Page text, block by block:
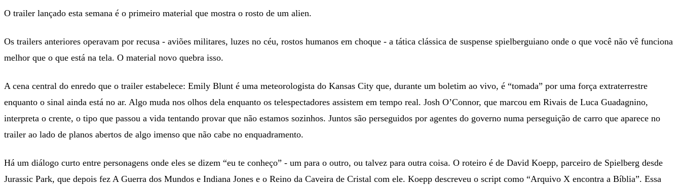
O trailer lançado esta semana é o primeiro material que mostra o rosto de um alien.
Os trailers anteriores operavam por recusa - aviões militares, luzes no céu, rostos humanos em choque - a tática clássica de suspense spielberguiano onde o que você não vê funciona
melhor que o que está na tela. O material novo quebra isso.
A cena central do enredo que o trailer estabelece: Emily Blunt é uma meteorologista do Kansas City que, durante um boletim ao vivo, é “tomada” por uma força extraterrestre
enquanto o sinal ainda está no ar. Algo muda nos olhos dela enquanto os telespectadores assistem em tempo real. Josh O’Connor, que marcou em Rivais de Luca Guadagnino,
interpreta o crente, o tipo que passou a vida tentando provar que não estamos sozinhos. Juntos são perseguidos por agentes do governo numa perseguição de carro que aparece no
trailer ao lado de planos abertos de algo imenso que não cabe no enquadramento.
Há um diálogo curto entre personagens onde eles se dizem “eu te conheço” - um para o outro, ou talvez para outra coisa. O roteiro é de David Koepp, parceiro de Spielberg desde
Jurassic Park, que depois fez A Guerra dos Mundos e Indiana Jones e o Reino da Caveira de Cristal com ele. Koepp descreveu o script como “Arquivo X encontra a Bíblia”. Essa